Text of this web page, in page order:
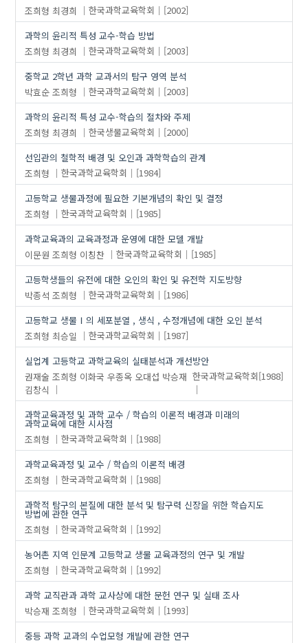
조희형 최경희 한국과학교육학회
[2002]
과학의 윤리적 특성 교수-학습 방법
조희형 최경희 한국과학교육학회
[2003]
중학교 2학년 과학 교과서의 탐구 영역 분석
박효순 조희형 한국과학교육학회
[2003]
과학의 윤리적 특성 교수-학습의 절차와 주제
조희형 최경희 한국생물교육학회
[2000]
선입관의 철학적 배경 및 오인과 과학학습의 관계
조희형
한국과학교육학회
[1984]
고등학교 생물과정에 필요한 기본개념의 확인 및 결정
조희형
한국과학교육학회
[1985]
과학교육과의 교육과정과 운영에 대한 모델 개발
이문원 조희형 이칭찬 한국과학교육학회
[1985]
고등학생들의 유전에 대한 오인의 확인 및 유전학 지도방향
박종석 조희형 한국과학교육학회
[1986]
고등학교 생물Ⅰ의 세포분열 , 생식 , 수정개념에 대한 오인 분석
조희형 최승일 한국과학교육학회
[1987]
실업계 고등학교 과학교육의 실태분석과 개선방안
권재술 조희형 이화국 우종옥 오대섭 박승재
김창식
한국과학교육학회[1988]
과학교육과정 및 과학 교수 / 학습의 이론적 배경과 미래의
과학교육에 대한 시사점
조희형
한국과학교육학회
[1988]
과학교육과정 및 교수 / 학습의 이론적 배경
조희형
한국과학교육학회
[1988]
과학적 탐구의 본질에 대한 분석 및 탐구력 신장을 위한 학습지도
방법에 관한 연구
조희형
한국과학교육학회
[1992]
농어촌 지역 인문계 고등학교 생물 교육과정의 연구 및 개발
조희형
한국과학교육학회
[1992]
과학 교직관과 과학 교사상에 대한 문헌 연구 및 실태 조사
박승재 조희형 한국과학교육학회
[1993]
중등 과학 교과의 수업모형 개발에 관한 연구